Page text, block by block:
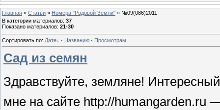
Главная » Статьи » Номера "Родовой Земли" » №09(086)2011
В категории материалов: 37
Показано материалов: 21-30
Сортировать по: Дате · Названию · Просмотрам
Сад из семян
Здравствуйте, земляне!
мне на сайте http://humangarden.ru